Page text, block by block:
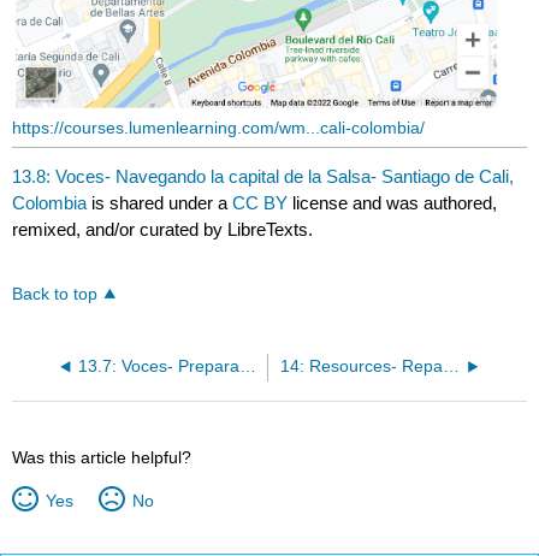
https://courses.lumenlearning.com/wm...cali-colombia/
13.8: Voces- Navegando la capital de la Salsa- Santiago de Cali,
Colombia is shared under aCC BY license and was authored,
remixed, and/or curated by LibreTexts.
Back to top
Was this article helpful?
Yes No